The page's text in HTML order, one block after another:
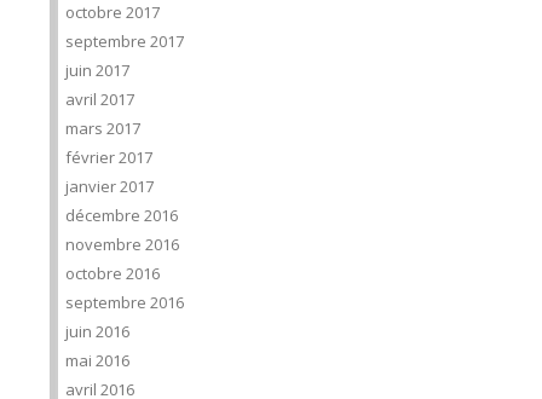
octobre 2017
septembre 2017
juin 2017
avril 2017
mars 2017
février 2017
janvier 2017
décembre 2016
novembre 2016
octobre 2016
septembre 2016
juin 2016
mai 2016
avril 2016